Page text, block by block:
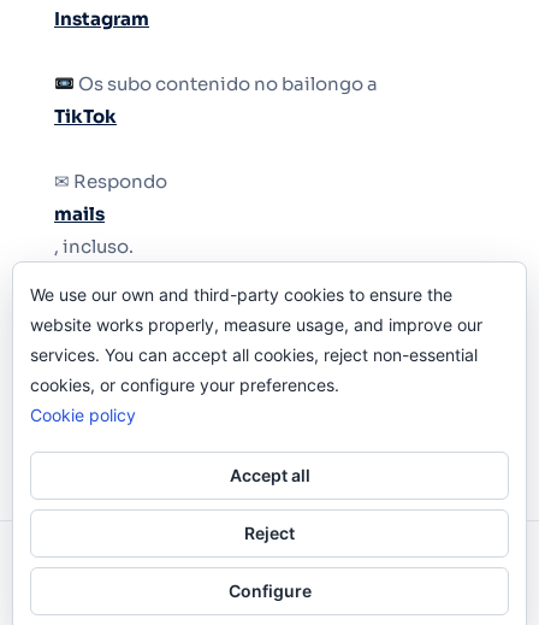
Instagram
Os subo contenido no bailongo a
TikTok
✉ Respondo
mails
, incluso.
Y si una persona no puede tener teléfono, que
le quiten el teléfono.
Odi O'Malley © 2016-2025. Todos Los Derechos
Reservados.
We use our own and third-party cookies to ensure the
website works properly, measure usage, and improve our
services. You can accept all cookies, reject non-essential
cookies, or configure your preferences.
Cookie policy
Accept all
Reject
Configure